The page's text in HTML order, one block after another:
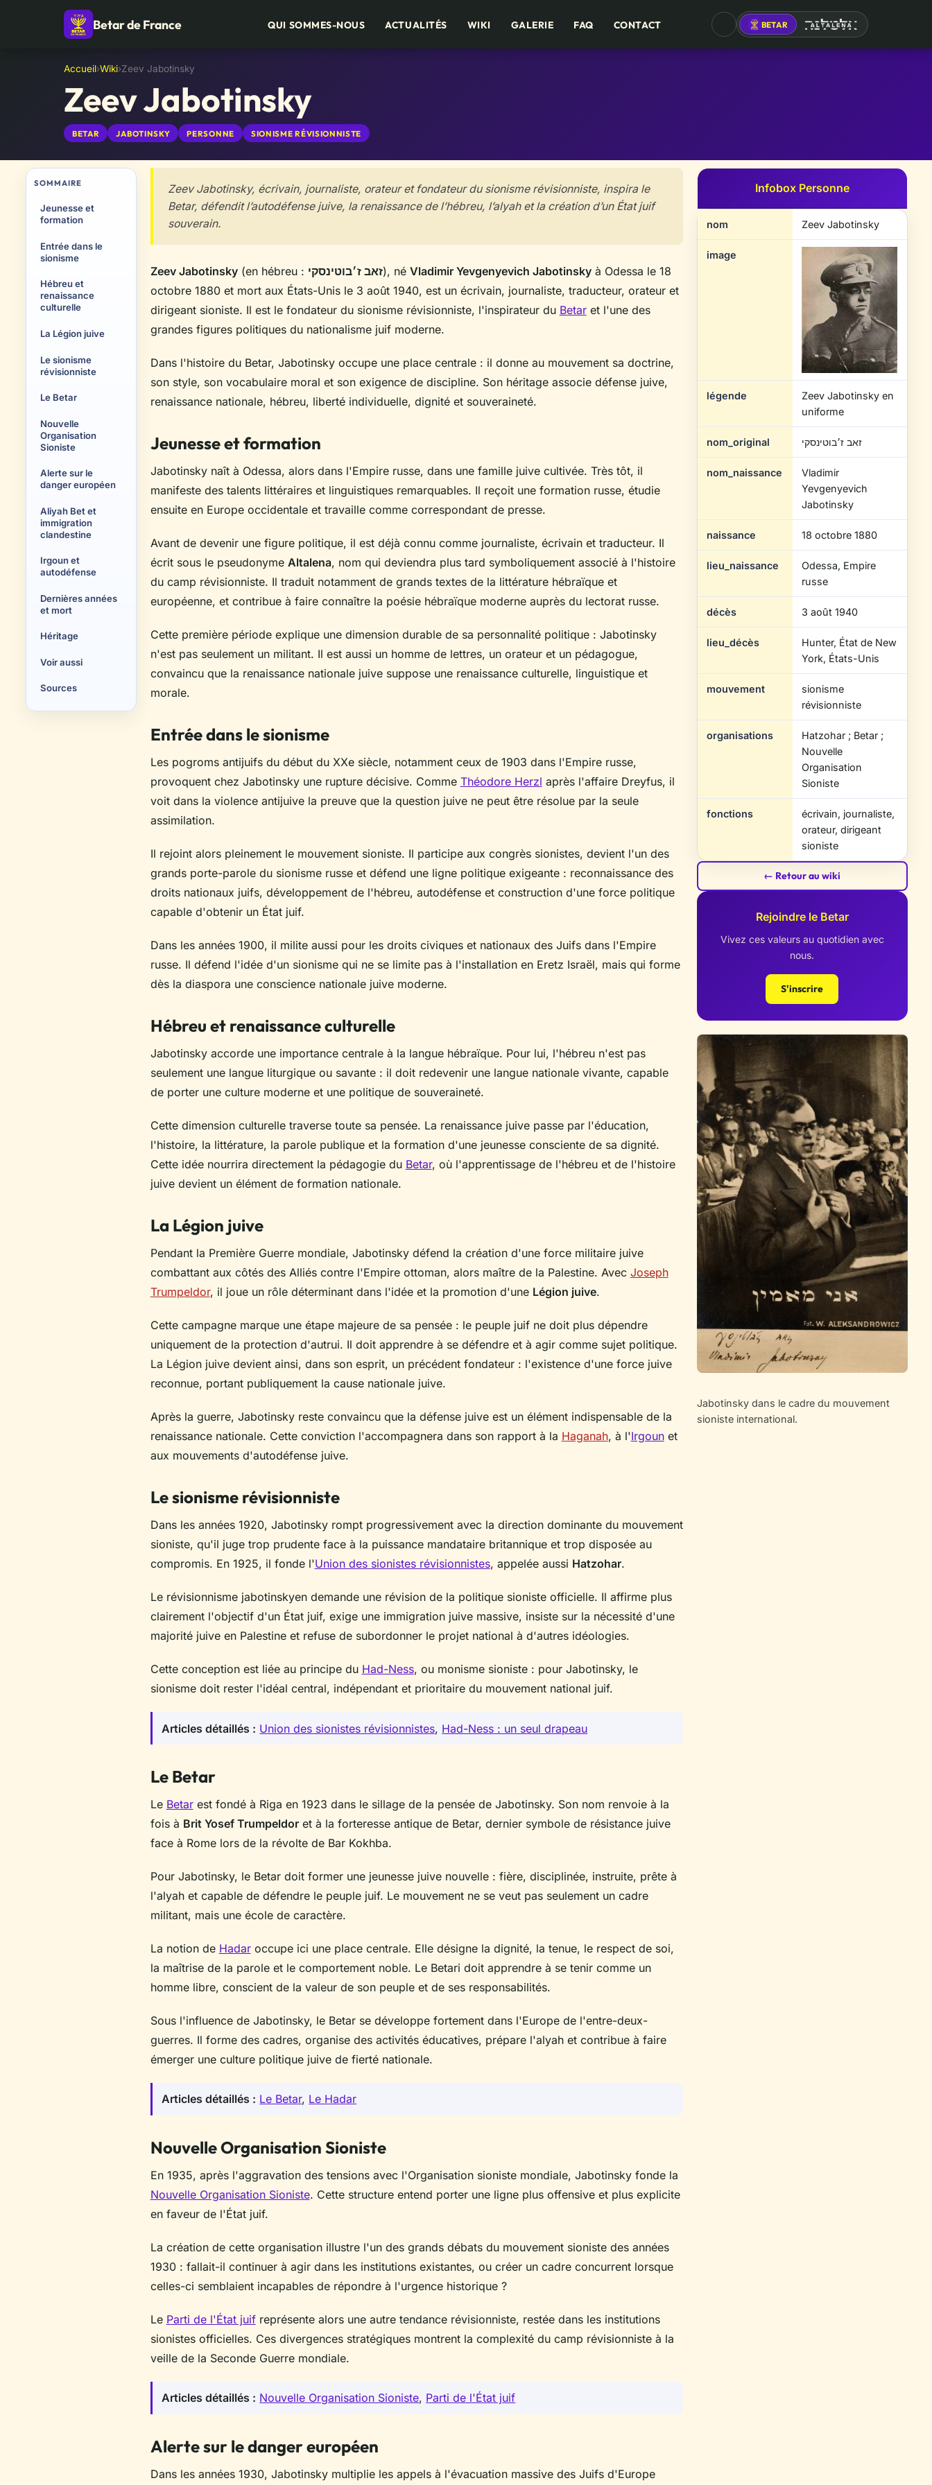
Betar de France QUI SOMMES-NOUS ACTUALITÉS WIKI GALERIE FAQ CONTACT BETAR
ALTALENA
Accueil›Wiki›Zeev Jabotinsky
Zeev Jabotinsky
BETAR JABOTINSKY PERSONNE SIONISME RÉVISIONNISTE
SOMMAIRE
Jeunesse et
formation
Entrée dans le
sionisme
Hébreu et
renaissance
culturelle
La Légion juive
Le sionisme
révisionniste
Le Betar
Nouvelle
Organisation
Sioniste
Alerte sur le
danger européen
Aliyah Bet et
immigration
clandestine
Irgoun et
autodéfense
Dernières années
et mort
Héritage
Voir aussi
Sources
Zeev Jabotinsky, écrivain, journaliste, orateur et fondateur du sionisme révisionniste, inspira le
Betar, défendit l’autodéfense juive, la renaissance de l’hébreu, l’alyah et la création d’un État juif
souverain.
Zeev Jabotinsky(en hébreu : זאב ז׳בוטינסקי), né Vladimir Yevgenyevich Jabotinskyà Odessa le 18
octobre 1880 et mort aux États-Unis le 3 août 1940, est un écrivain, journaliste, traducteur, orateur et
dirigeant sioniste. Il est le fondateur du sionisme révisionniste, l'inspirateur du Betaret l'une des
grandes figures politiques du nationalisme juif moderne.
Dans l'histoire du Betar, Jabotinsky occupe une place centrale : il donne au mouvement sa doctrine,
son style, son vocabulaire moral et son exigence de discipline. Son héritage associe défense juive,
renaissance nationale, hébreu, liberté individuelle, dignité et souveraineté.
Zeev Jabotinsky en uniforme.
Jeunesse et formation
Jabotinsky naît à Odessa, alors dans l'Empire russe, dans une famille juive cultivée. Très tôt, il
manifeste des talents littéraires et linguistiques remarquables. Il reçoit une formation russe, étudie
ensuite en Europe occidentale et travaille comme correspondant de presse.
Avant de devenir une figure politique, il est déjà connu comme journaliste, écrivain et traducteur. Il
écrit sous le pseudonyme Altalena, nom qui deviendra plus tard symboliquement associé à l'histoire
du camp révisionniste. Il traduit notamment de grands textes de la littérature hébraïque et
européenne, et contribue à faire connaître la poésie hébraïque moderne auprès du lectorat russe.
Cette première période explique une dimension durable de sa personnalité politique : Jabotinsky
n'est pas seulement un militant. Il est aussi un homme de lettres, un orateur et un pédagogue,
convaincu que la renaissance nationale juive suppose une renaissance culturelle, linguistique et
morale.
Entrée dans le sionisme
Les pogroms antijuifs du début du XXe siècle, notamment ceux de 1903 dans l'Empire russe,
provoquent chez Jabotinsky une rupture décisive. Comme Théodore Herzl après l'affaire Dreyfus, il
voit dans la violence antijuive la preuve que la question juive ne peut être résolue par la seule
assimilation.
Il rejoint alors pleinement le mouvement sioniste. Il participe aux congrès sionistes, devient l'un des
grands porte-parole du sionisme russe et défend une ligne politique exigeante : reconnaissance des
droits nationaux juifs, développement de l'hébreu, autodéfense et construction d'une force politique
capable d'obtenir un État juif.
Dans les années 1900, il milite aussi pour les droits civiques et nationaux des Juifs dans l'Empire
russe. Il défend l'idée d'un sionisme qui ne se limite pas à l'installation en Eretz Israël, mais qui forme
dès la diaspora une conscience nationale juive moderne.
Jabotinsky dans le cadre du mouvement
sioniste international.
Hébreu et renaissance culturelle
Jabotinsky accorde une importance centrale à la langue hébraïque. Pour lui, l'hébreu n'est pas
seulement une langue liturgique ou savante : il doit redevenir une langue nationale vivante, capable
de porter une culture moderne et une politique de souveraineté.
Cette dimension culturelle traverse toute sa pensée. La renaissance juive passe par l'éducation,
l'histoire, la littérature, la parole publique et la formation d'une jeunesse consciente de sa dignité.
Cette idée nourrira directement la pédagogie du Betar, où l'apprentissage de l'hébreu et de l'histoire
juive devient un élément de formation nationale.
La Légion juive
Pendant la Première Guerre mondiale, Jabotinsky défend la création d'une force militaire juive
combattant aux côtés des Alliés contre l'Empire ottoman, alors maître de la Palestine. Avec Joseph
Trumpeldor, il joue un rôle déterminant dans l'idée et la promotion d'une Légion juive.
Cette campagne marque une étape majeure de sa pensée : le peuple juif ne doit plus dépendre
uniquement de la protection d'autrui. Il doit apprendre à se défendre et à agir comme sujet politique.
La Légion juive devient ainsi, dans son esprit, un précédent fondateur : l'existence d'une force juive
reconnue, portant publiquement la cause nationale juive.
Après la guerre, Jabotinsky reste convaincu que la défense juive est un élément indispensable de la
renaissance nationale. Cette conviction l'accompagnera dans son rapport à la Haganah, à l'Irgounet
aux mouvements d'autodéfense juive.
Le sionisme révisionniste
Dans les années 1920, Jabotinsky rompt progressivement avec la direction dominante du mouvement
sioniste, qu'il juge trop prudente face à la puissance mandataire britannique et trop disposée au
compromis. En 1925, il fonde l'Union des sionistes révisionnistes, appelée aussi Hatzohar.
Le révisionnisme jabotinskyen demande une révision de la politique sioniste officielle. Il affirme plus
clairement l'objectif d'un État juif, exige une immigration juive massive, insiste sur la nécessité d'une
majorité juive en Palestine et refuse de subordonner le projet national à d'autres idéologies.
Cette conception est liée au principe du Had-Ness, ou monisme sioniste : pour Jabotinsky, le
sionisme doit rester l'idéal central, indépendant et prioritaire du mouvement national juif.
Articles détaillés : Union des sionistes révisionnistes, Had-Ness : un seul drapeau
Le Betar
Le Betarest fondé à Riga en 1923 dans le sillage de la pensée de Jabotinsky. Son nom renvoie à la
fois à Brit Yosef Trumpeldoret à la forteresse antique de Betar, dernier symbole de résistance juive
face à Rome lors de la révolte de Bar Kokhba.
Pour Jabotinsky, le Betar doit former une jeunesse juive nouvelle : fière, disciplinée, instruite, prête à
l'alyah et capable de défendre le peuple juif. Le mouvement ne se veut pas seulement un cadre
militant, mais une école de caractère.
La notion de Hadaroccupe ici une place centrale. Elle désigne la dignité, la tenue, le respect de soi,
la maîtrise de la parole et le comportement noble. Le Betari doit apprendre à se tenir comme un
homme libre, conscient de la valeur de son peuple et de ses responsabilités.
Sous l'influence de Jabotinsky, le Betar se développe fortement dans l'Europe de l'entre-deux-
guerres. Il forme des cadres, organise des activités éducatives, prépare l'alyah et contribue à faire
émerger une culture politique juive de fierté nationale.
Articles détaillés : Le Betar, Le Hadar
Nouvelle Organisation Sioniste
En 1935, après l'aggravation des tensions avec l'Organisation sioniste mondiale, Jabotinsky fonde la
Nouvelle Organisation Sioniste. Cette structure entend porter une ligne plus offensive et plus explicite
en faveur de l'État juif.
La création de cette organisation illustre l'un des grands débats du mouvement sioniste des années
1930 : fallait-il continuer à agir dans les institutions existantes, ou créer un cadre concurrent lorsque
celles-ci semblaient incapables de répondre à l'urgence historique ?
Le Parti de l'État juifreprésente alors une autre tendance révisionniste, restée dans les institutions
sionistes officielles. Ces divergences stratégiques montrent la complexité du camp révisionniste à la
veille de la Seconde Guerre mondiale.
Articles détaillés : Nouvelle Organisation Sioniste, Parti de l'État juif
Alerte sur le danger européen
Dans les années 1930, Jabotinsky multiplie les appels à l'évacuation massive des Juifs d'Europe
Infobox Personne
nom Zeev Jabotinsky
image
légende
Zeev Jabotinsky en
uniforme
nom_original זאב ז׳בוטינסקי
nom_naissance
Vladimir
Yevgenyevich
Jabotinsky
naissance 18 octobre 1880
lieu_naissance
Odessa, Empire
russe
décès 3 août 1940
lieu_décès
Hunter, État de New
York, États-Unis
mouvement
sionisme
révisionniste
organisations
Hatzohar ; Betar ;
Nouvelle
Organisation
Sioniste
fonctions
écrivain, journaliste,
orateur, dirigeant
sioniste
← Retour au wiki
Rejoindre le Betar
Vivez ces valeurs au quotidien avec
nous.
S'inscrire